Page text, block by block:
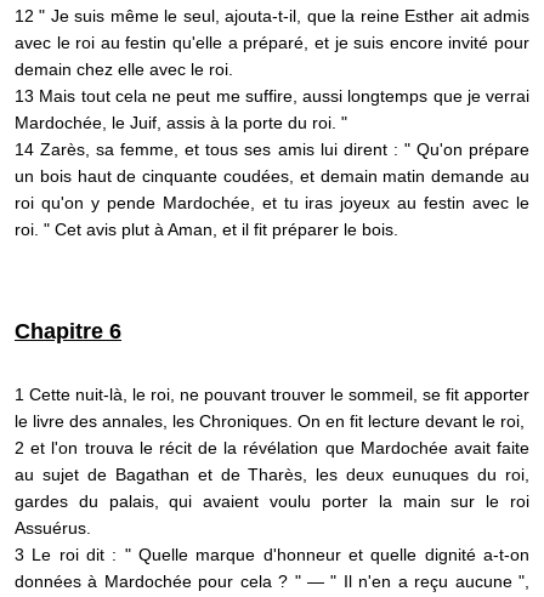
12 " Je suis même le seul, ajouta-t-il, que la reine Esther ait admis
avec le roi au festin qu'elle a préparé, et je suis encore invité pour
demain chez elle avec le roi.
13 Mais tout cela ne peut me suffire, aussi longtemps que je verrai
Mardochée, le Juif, assis à la porte du roi. "
14 Zarès, sa femme, et tous ses amis lui dirent : " Qu'on prépare
un bois haut de cinquante coudées, et demain matin demande au
roi qu'on y pende Mardochée, et tu iras joyeux au festin avec le
roi. " Cet avis plut à Aman, et il fit préparer le bois.
Chapitre 6
1 Cette nuit-là, le roi, ne pouvant trouver le sommeil, se fit apporter
le livre des annales, les Chroniques. On en fit lecture devant le roi,
2 et l'on trouva le récit de la révélation que Mardochée avait faite
au sujet de Bagathan et de Tharès, les deux eunuques du roi,
gardes du palais, qui avaient voulu porter la main sur le roi
Assuérus.
3 Le roi dit : " Quelle marque d'honneur et quelle dignité a-t-on
données à Mardochée pour cela ? " — " Il n'en a reçu aucune ",